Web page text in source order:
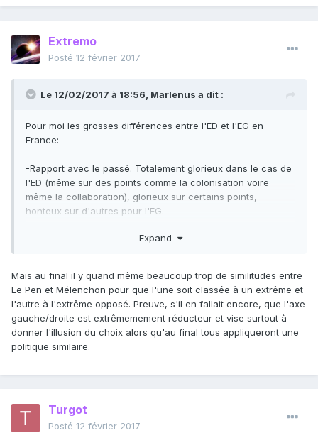
Extremo
Posté 12 février 2017
Le 12/02/2017 à 18:56, Marlenus a dit :
Pour moi les grosses différences entre l'ED et l'EG en
France:
-Rapport avec le passé. Totalement glorieux dans le cas de
l'ED (même sur des points comme la colonisation voire
même la collaboration), glorieux sur certains points,
honteux sur d'autres pour l'EG.
-Rapport avec les forces de l'ordre actuelles. Total soutien
fois au pouvoir, ils utiliserons leur service d'ordre).
-Français différent suivant ses origines ou pas. Marine s'est
adoucit dans le discours sur ce point, pas du tout Marion et
en général le FN du sud.
-Vision du rapport au monde (il faut exporter son modèle
social pour l'EG, il faut fermer les frontières pour le protéger
Expand
Mais au final il y quand même beaucoup trop de similitudes entre
Le Pen et Mélenchon pour que l'une soit classée à un extrême et
l'autre à l'extrême opposé. Preuve, s'il en fallait encore, que l'axe
gauche/droite est extrêmemement réducteur et vise surtout à
donner l'illusion du choix alors qu'au final tous appliqueront une
politique similaire.
Turgot
Posté 12 février 2017